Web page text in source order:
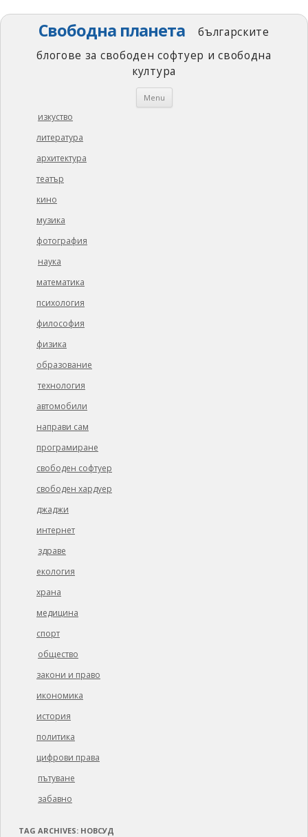
Свободна планета
българските
блогове за свободен софтуер и свободна
култура
Menu Skip
изкуство
литература
архитектура
театър
кино
музика
фотография
наука
математика
психология
философия
физика
образование
технология
автомобили
направи сам
програмиране
свободен софтуер
свободен хардуер
джаджи
интернет
здраве
екология
храна
медицина
спорт
общество
закони и право
икономика
история
политика
цифрови права
пътуване
забавно
TAG ARCHIVES: НОВСУД